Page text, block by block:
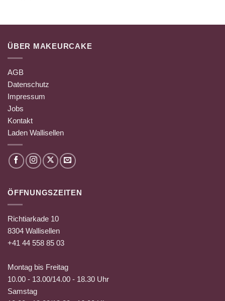
ÜBER MAKEURCAKE
AGB
Datenschutz
Impressum
Jobs
Kontakt
Laden Wallisellen
ÖFFNUNGSZEITEN
Richtiarkade 10
8304 Wallisellen
+41 44 558 85 03
Montag bis Freitag
10.00 - 13.00/14.00 - 18.30 Uhr
Samstag